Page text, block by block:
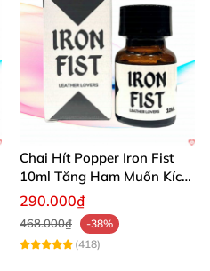
Chai Hít Popper Iron Fist
10ml Tăng Ham Muốn Kích
Thích Mạnh
290.000₫
468.000₫
-38%
(418)